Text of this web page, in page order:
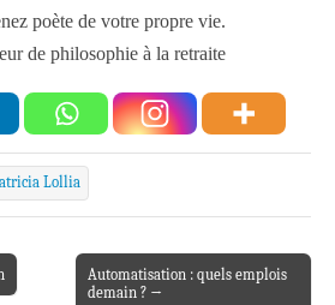
poète de votre propre vie.
de philosophie à la retraite
Lollia
Automatisation : quels emplois
demain ? →